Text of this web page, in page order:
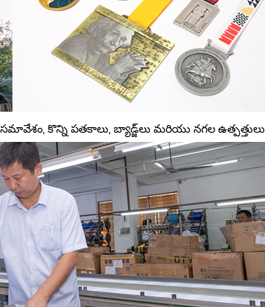
కొన్ని పతకాలు, బ్యాడ్జ్‌లు మరియు నగల ఉత్పత్తులు